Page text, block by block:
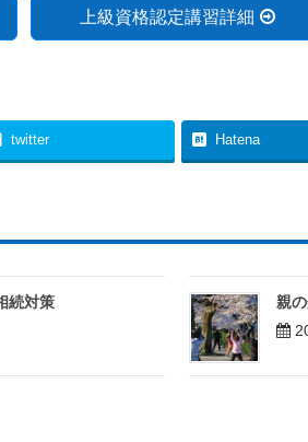
上級資格認定講習詳細
twitter Hatena
続対策
親